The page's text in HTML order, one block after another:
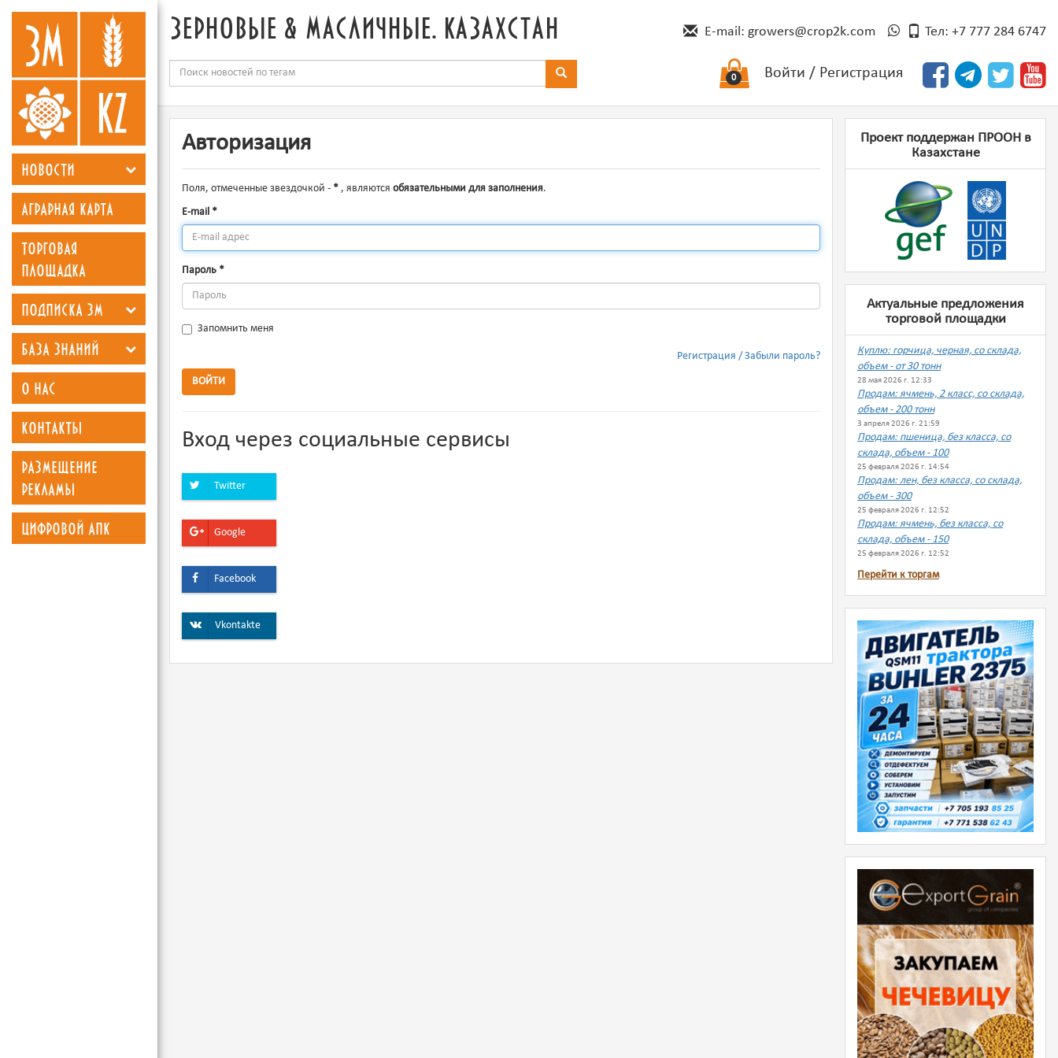
новости
аграрная карта
торговая
площадка
подписка зм
база знаний
о нас
контакты
размещение
рекламы
цифровой апк
зерновые & масличные. казахстан E-mail: growers@crop2k.com Тел: +7 777 284 6747
Войти / Регистрация
0
Авторизация
Поля, отмеченные звездочкой - * , являются обязательными для заполнения.
E-mail *
Пароль *
Запомнить меня
Забыли пароль?
Регистрация
ВОЙТИ
Вход через социальные сервисы
Twitter
Google
Facebook
Vkontakte
Проект поддержан ПРООН в
Казахстане
Актуальные предложения
торговой площадки
Куплю: горчица, черная, со склада,
объем - от 30 тонн
28 мая 2026 г. 12:33
Продам: ячмень, 2 класс, со склада,
объем - 200 тонн
3 апреля 2026 г. 21:59
Продам: пшеница, без класса, со
склада, объем - 100
25 февраля 2026 г. 14:54
Продам: лен, без класса, со склада,
объем - 300
25 февраля 2026 г. 12:52
Продам: ячмень, без класса, со
склада, объем - 150
25 февраля 2026 г. 12:52
Перейти к торгам